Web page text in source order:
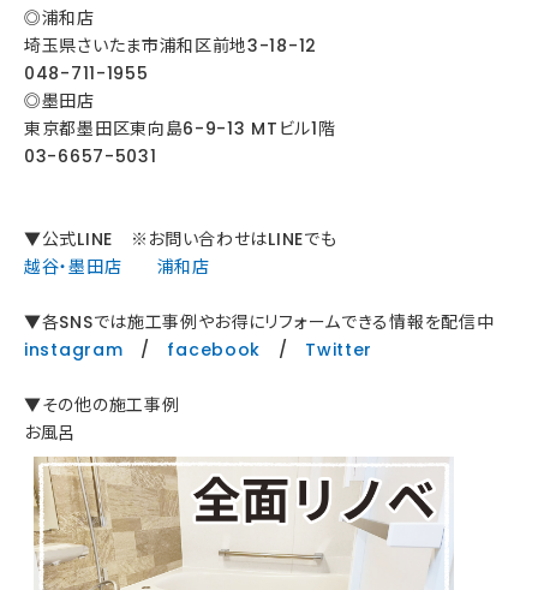
◎浦和店
埼玉県さいたま市浦和区前地3-18-12
048-711-1955
◎墨田店
東京都墨田区東向島6-9-13 MTビル1階
03-6657-5031
▼公式LINE ※お問い合わせはLINEでも
越谷・墨田店
浦和店
▼各SNSでは施工事例やお得にリフォームできる情報を配信中
instagram / facebook / Twitter
▼その他の施工事例
お風呂